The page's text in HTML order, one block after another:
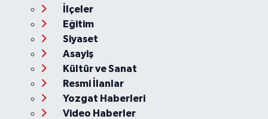
İlçeler
Eğitim
Siyaset
Asayiş
Kültür ve Sanat
Resmi İlanlar
Yozgat Haberleri
Video Haberler